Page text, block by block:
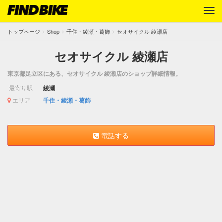
トップページ Shop 千住・綾瀬・葛飾 セオサイクル 綾瀬店
セオサイクル 綾瀬店
東京都足立区にある、セオサイクル 綾瀬店のショップ詳細情報。
最寄り駅 綾瀬
エリア 千住・綾瀬・葛飾
電話する